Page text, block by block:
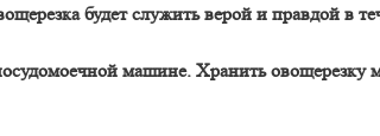
будет служить верой и правдой в
машине. Хранить овощерезку